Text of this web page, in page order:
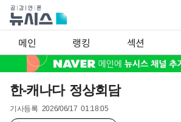
메인 랭킹 섹션
한-캐나다 정상회담
기사등록 2026/06/17 01:18:05